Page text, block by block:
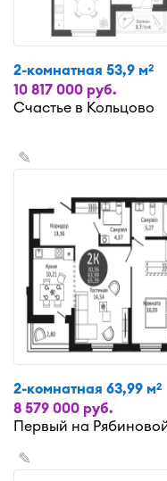
2-комнатная 53,9 м2
10 817 000 руб.
Счастье в Кольцово
✎
2-комнатная 63,99 м2
8 579 000 руб.
Первый на
✎